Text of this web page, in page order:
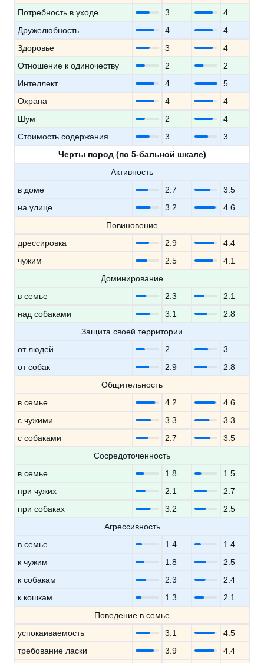
Потребность в уходе
3
4
Дружелюбность
4
4
Здоровье
3
4
Отношение к одиночеству
2
2
Интеллект
4
5
Охрана
4
4
Шум
2
4
Стоимость содержания
3
3
Черты пород (по 5-бальной шкале)
Активность
в доме
2.7
3.5
на улице
3.2
4.6
Повиновение
дрессировка
2.9
4.4
чужим
2.5
4.1
Доминирование
в семье
2.3
2.1
над собаками
3.1
2.8
Защита своей территории
от людей
2
3
от собак
2.9
2.8
Общительность
в семье
4.2
4.6
с чужими
3.3
3.3
с собаками
2.7
3.5
Сосредоточенность
в семье
1.8
1.5
при чужих
2.1
2.7
при собаках
3.2
2.5
Агрессивность
в семье
1.4
1.4
к чужим
1.8
2.5
к собакам
2.3
2.4
к кошкам
1.3
2.1
Поведение в семье
успокаиваемость
3.1
4.5
требование ласки
3.9
4.4